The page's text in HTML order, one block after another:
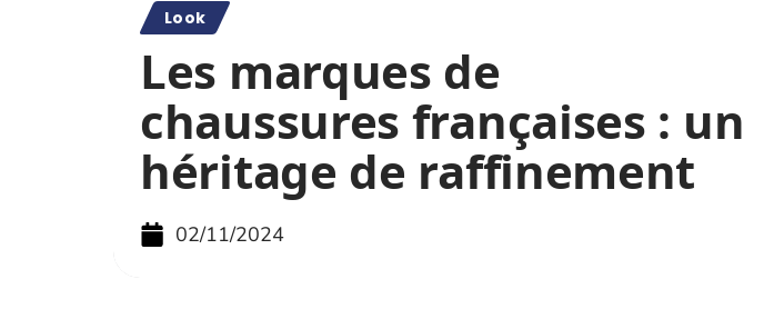
Look
Les marques de
chaussures françaises : un
héritage de raffinement
02/11/2024